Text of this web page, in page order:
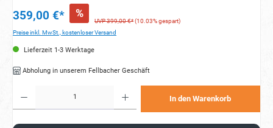
359,00 €* %
UVP 399,00 €*(10.03% gespart)
Preise inkl. MwSt., kostenloser Versand
Lieferzeit 1-3 Werktage
Abholung in unserem Fellbacher Geschäft
In den Warenkorb